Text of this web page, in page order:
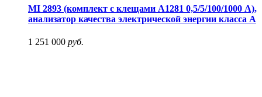
MI 2893 (комплект с клещами А1281 0,5/5/100/1000 А),
анализатор качества электрической энергии класса А
1 251 000 руб.